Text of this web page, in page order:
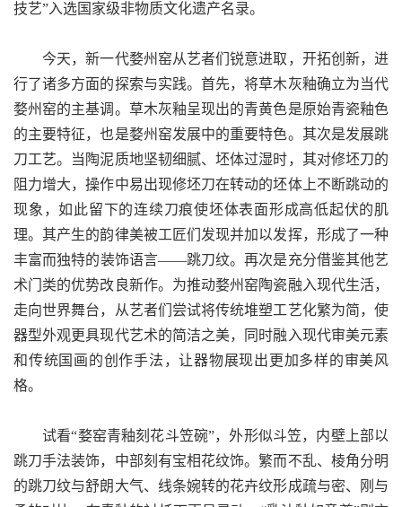
技艺”入选国家级非物质文化遗产名录。
今天，新一代婺州窑从艺者们锐意进取，开拓创新，进
行了诸多方面的探索与实践。首先，将草木灰釉确立为当代
婺州窑的主基调。草木灰釉呈现出的青黄色是原始青瓷釉色
的主要特征，也是婺州窑发展中的重要特色。其次是发展跳
刀工艺。当陶泥质地坚韧细腻、坯体过湿时，其对修坯刀的
阻力增大，操作中易出现修坯刀在转动的坯体上不断跳动的
现象，如此留下的连续刀痕使坯体表面形成高低起伏的肌
理。其产生的韵律美被工匠们发现并加以发挥，形成了一种
丰富而独特的装饰语言——跳刀纹。再次是充分借鉴其他艺
术门类的优势改良新作。为推动婺州窑陶瓷融入现代生活，
走向世界舞台，从艺者们尝试将传统堆塑工艺化繁为简，使
器型外观更具现代艺术的简洁之美，同时融入现代审美元素
和传统国画的创作手法，让器物展现出更加多样的审美风
格。
试看“婺窑青釉刻花斗笠碗”，外形似斗笠，内壁上部以
跳刀手法装饰，中部刻有宝相花纹饰。繁而不乱、棱角分明
的跳刀纹与舒朗大气、线条婉转的花卉纹形成疏与密、刚与